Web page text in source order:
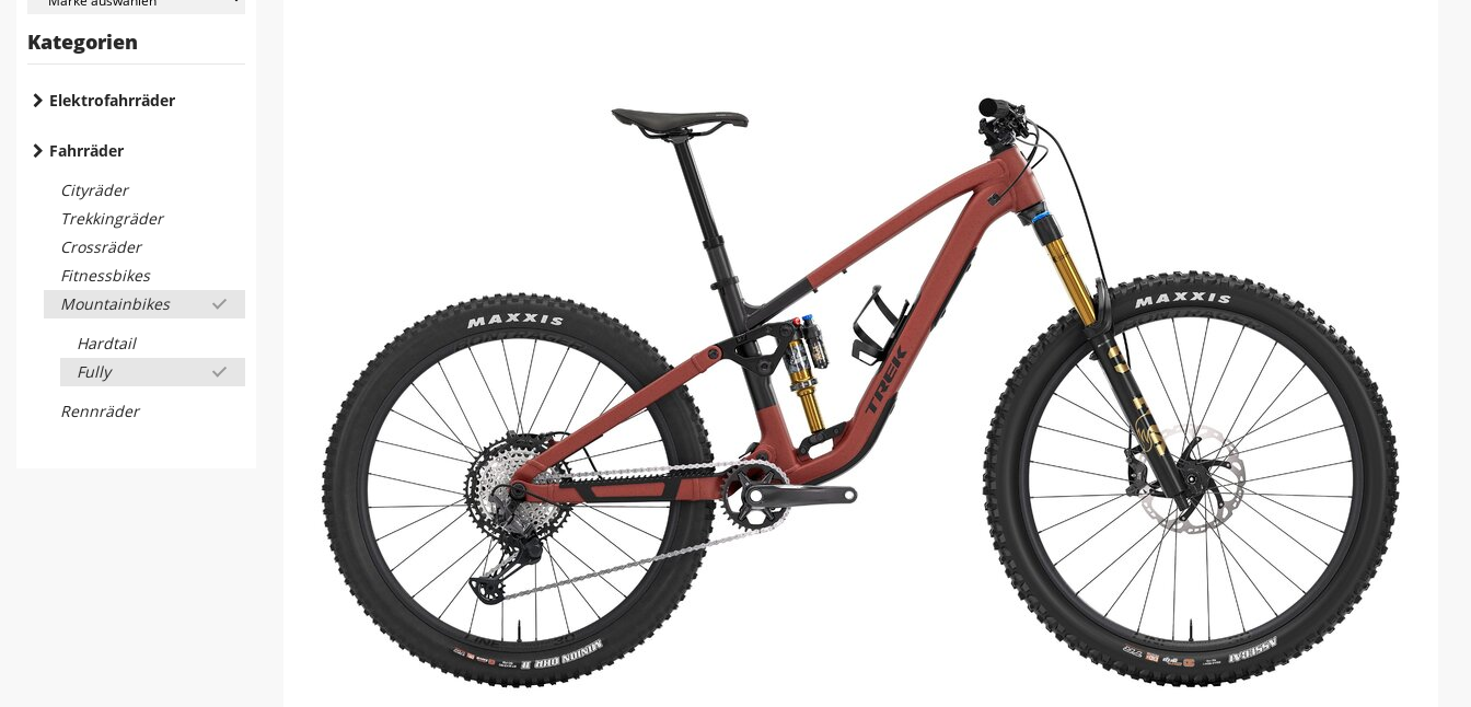
Kategorien
Elektrofahrräder
Fahrräder
Cityräder
Trekkingräder
Crossräder
Fitnessbikes
Mountainbikes
Hardtail
Fully
Rennräder